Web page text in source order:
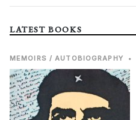
LATEST BOOKS
MEMOIRS / AUTOBIOGRAPHY •